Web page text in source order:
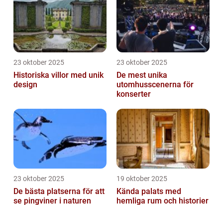
23 oktober 2025
Historiska villor med unik
design
23 oktober 2025
De mest unika
utomhusscenerna för
konserter
23 oktober 2025
De bästa platserna för att
se pingviner i naturen
19 oktober 2025
Kända palats med
hemliga rum och historier